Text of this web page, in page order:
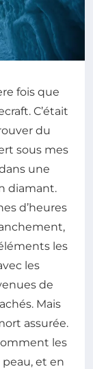
fois que
C’était
du
sous mes
une
diamant.
d’heures
les
les
de
Mais
assurée.
les
peau, et en